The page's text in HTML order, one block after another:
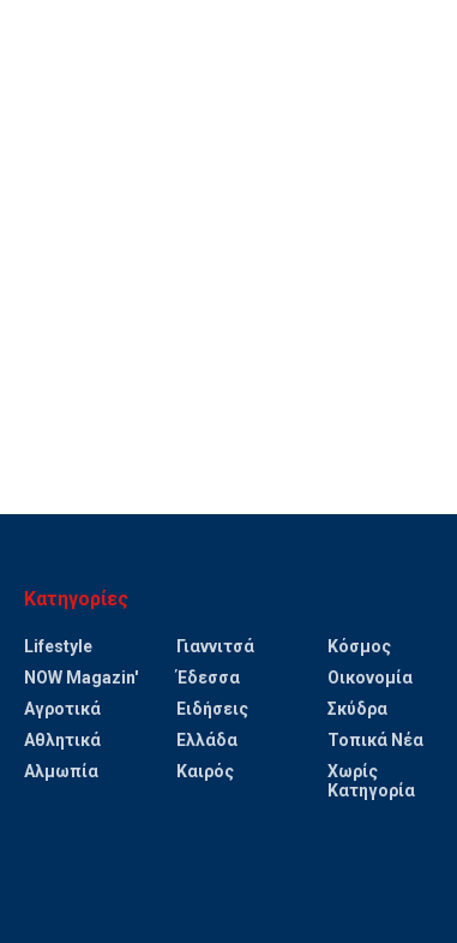
Κατηγορίες
Lifestyle
NOW Magazin'
Αγροτικά
Αθλητικά
Αλμωπία
Γιαννιτσά
Έδεσσα
Ειδήσεις
Ελλάδα
Καιρός
Κόσμος
Οικονομία
Σκύδρα
Τοπικά Νέα
Χωρίς
Κατηγορία